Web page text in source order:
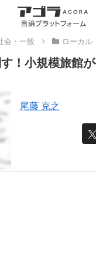
会・一般 ローカル
！小規模旅館
尾藤 克之